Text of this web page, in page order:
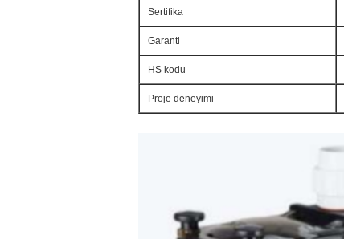
Sertifika
Garanti
HS kodu
Proje deneyimi